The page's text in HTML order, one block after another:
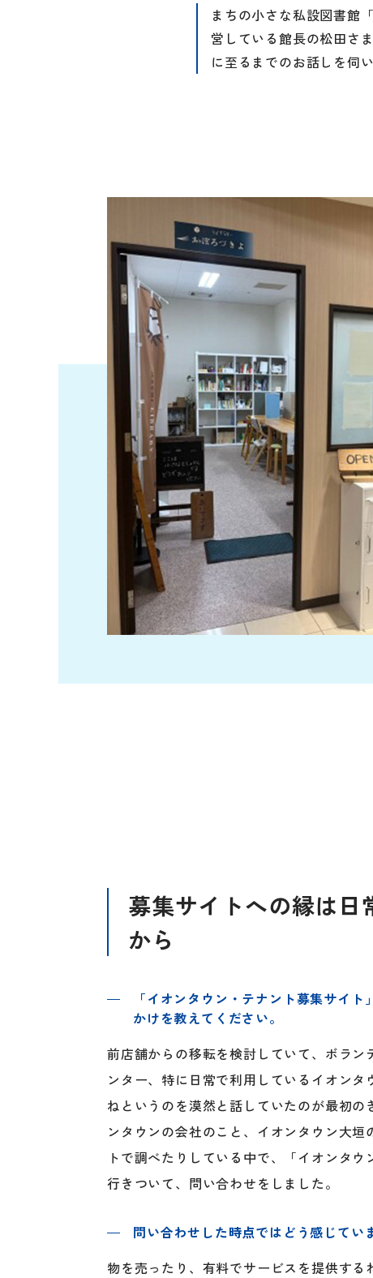
まちの小さな私設図書館
営している館長の松田さ
に至るまでのお話しを伺い
募集サイトへの縁は日
から
「イオンタウン・テナント募集サイ
かけを教えてください。
前店舗からの移転を検討していて、ボラン
ンター、特に日常で利用しているイオン
ねというのを漠然と話していたのが最初の
ンタウンの会社のこと、イオンタウン大垣
トで調べたりしている中で、「イオンタ
行きついて、問い合わせをしました。
問い合わせした時点ではどう感じてい
物を売ったり、有料でサービスを提供する